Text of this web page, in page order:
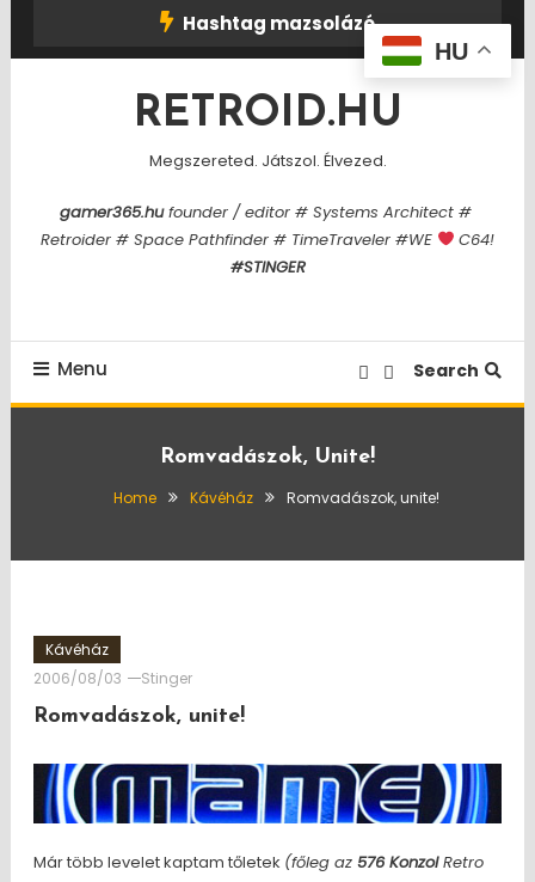
Hashtag mazsolázó
RETROID.HU
Megszereted. Játszol. Élvezed.
gamer365.hufounder / editor # Systems Architect #
Retroider # Space Pathfinder # TimeTraveler #WE
C64!
#STINGER
Menu Search
Romvadászok, Unite!
Home Kávéház Romvadászok, unite!
Kávéház
2006/08/03
Stinger
Romvadászok, unite!
Már több levelet kaptam tőletek (főleg az 576 KonzolRetro
HU